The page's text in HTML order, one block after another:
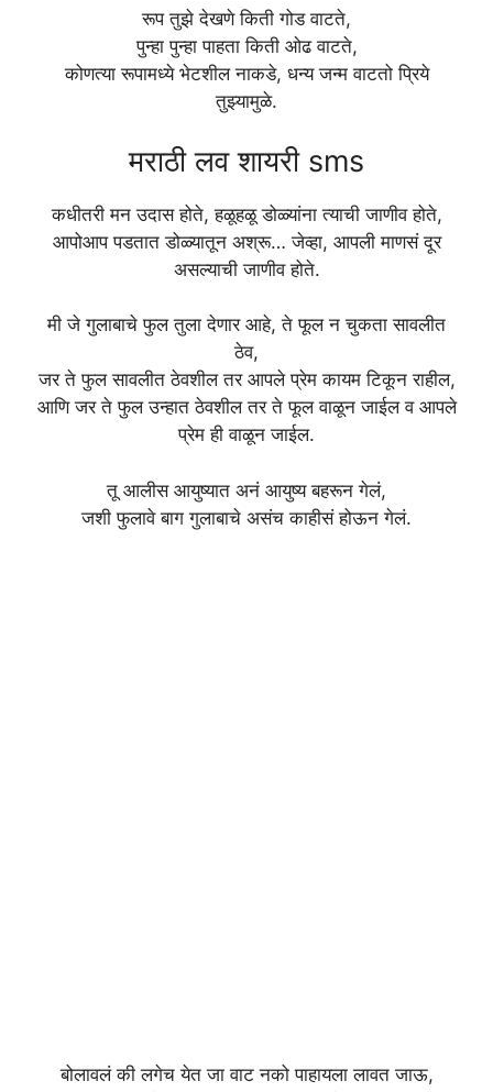
रूप तुझे देखणे किती गोड वाटते,
पुन्हा पुन्हा पाहता किती ओढ वाटते,
कोणत्या रूपामध्ये भेटशील नाकडे, धन्य जन्म वाटतो प्रिये
तुझ्यामुळे.
मराठी लव शायरी sms
कधीतरी मन उदास होते, हळूहळू डोळ्यांना त्याची जाणीव होते,
आपोआप पडतात डोळ्यातून अश्रू… जेव्हा, आपली माणसं दूर
असल्याची जाणीव होते.
मी जे गुलाबाचे फुल तुला देणार आहे, ते फूल न चुकता सावलीत
ठेव,
जर ते फुल सावलीत ठेवशील तर आपले प्रेम कायम टिकून राहील,
आणि जर ते फुल उन्हात ठेवशील तर ते फूल वाळून जाईल व आपले
प्रेम ही वाळून जाईल.
तू आलीस आयुष्यात अनं आयुष्य बहरून गेलं,
जशी फुलावे बाग गुलाबाचे असंच काहीसं होऊन गेलं.
बोलावलं की लगेच येत जा वाट नको पाहायला लावत जाऊ,